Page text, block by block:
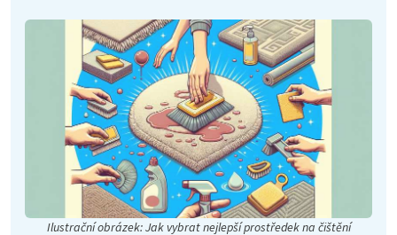
Ilustrační obrázek: Jak vybrat nejlepší prostředek na čištění